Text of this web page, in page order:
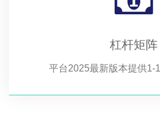
杠杆矩阵
平台2025最新版本提供1-